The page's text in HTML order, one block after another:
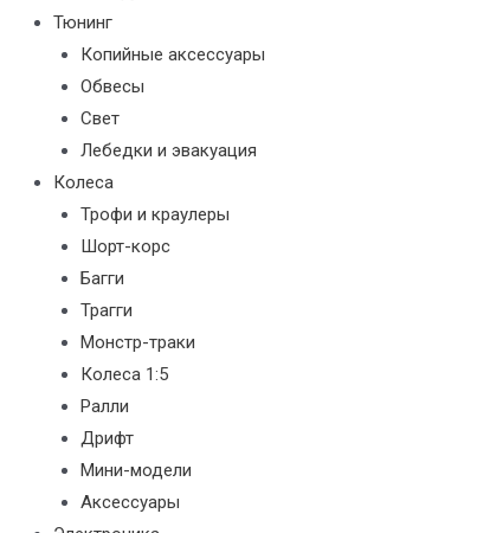
Тюнинг
Копийные аксессуары
Обвесы
Свет
Лебедки и эвакуация
Колеса
Трофи и краулеры
Шорт-корс
Багги
Трагги
Монстр-траки
Колеса 1:5
Ралли
Дрифт
Мини-модели
Аксессуары